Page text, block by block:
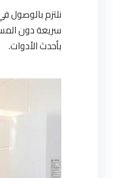
نلتزم بالوصول
سريعة دون
بأحدث الأدوات.